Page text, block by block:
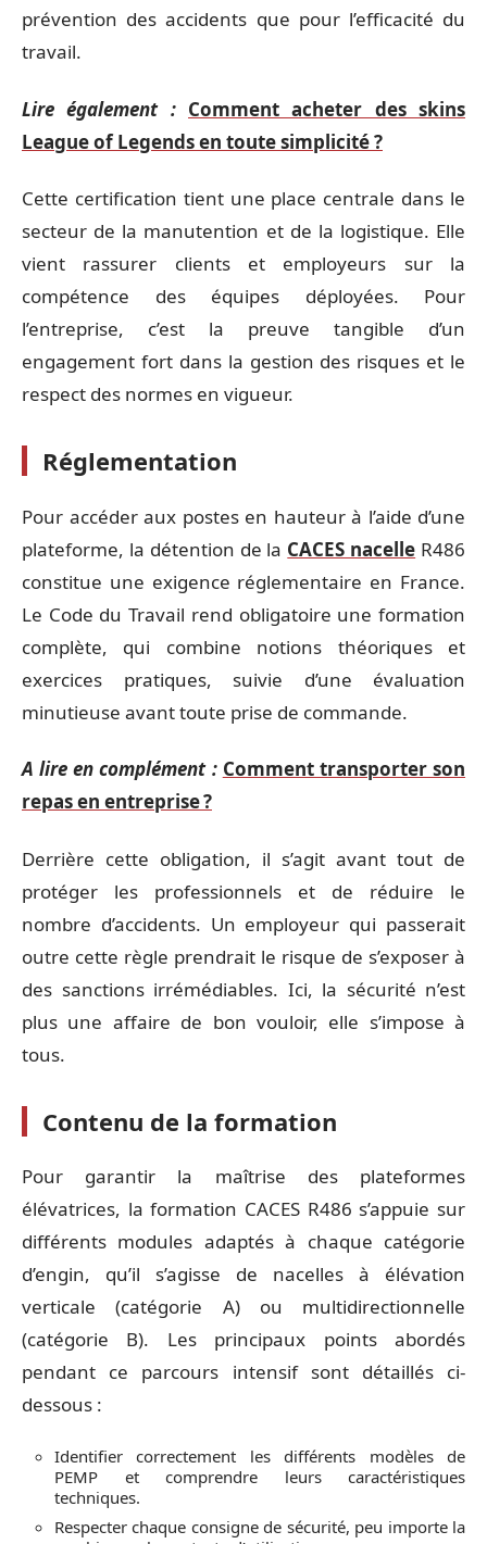
prévention des accidents que pour l’efficacité du
travail.
Lire également : Comment acheter des skins
League of Legends en toute simplicité ?
Cette certification tient une place centrale dans le
secteur de la manutention et de la logistique. Elle
vient rassurer clients et employeurs sur la
compétence des équipes déployées. Pour
l’entreprise, c’est la preuve tangible d’un
engagement fort dans la gestion des risques et le
respect des normes en vigueur.
Réglementation
Pour accéder aux postes en hauteur à l’aide d’une
plateforme, la détention de la CACES nacelle R486
constitue une exigence réglementaire en France.
Le Code du Travail rend obligatoire une formation
complète, qui combine notions théoriques et
exercices pratiques, suivie d’une évaluation
minutieuse avant toute prise de commande.
A lire en complément : Comment transporter son
repas en entreprise ?
Derrière cette obligation, il s’agit avant tout de
protéger les professionnels et de réduire le
nombre d’accidents. Un employeur qui passerait
outre cette règle prendrait le risque de s’exposer à
des sanctions irrémédiables. Ici, la sécurité n’est
plus une affaire de bon vouloir, elle s’impose à
tous.
Contenu de la formation
Pour garantir la maîtrise des plateformes
élévatrices, la formation CACES R486 s’appuie sur
différents modules adaptés à chaque catégorie
d’engin, qu’il s’agisse de nacelles à élévation
verticale (catégorie A) ou multidirectionnelle
(catégorie B). Les principaux points abordés
pendant ce parcours intensif sont détaillés ci-
dessous :
Identifier correctement les différents modèles de
PEMP et comprendre leurs caractéristiques
techniques.
Respecter chaque consigne de sécurité, peu importe la